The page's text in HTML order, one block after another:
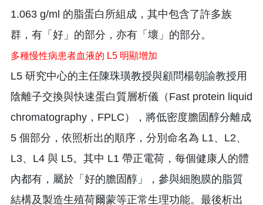
1.063 g/ml 的脂蛋白所組成，其中包含了許多族
群，有「好」的部分，亦有「壞」的部分。
多種慢性病患者血液的 L5 明顯增加
L5 研究中心的主任陳珠璜教授與顧問楊朝諭教授用
陰離子交換與快速蛋白質層析儀（Fast protein liquid
chromatography，FPLC），將低密度膽固醇分離成
5 個部分，依照析出的順序，分別命名為 L1、L2、
L3、L4 與 L5。其中 L1 帶正電荷，每個健康人的體
內都有，屬於「好的膽固醇」，參與細胞膜的脂質
結構及製造生殖荷爾蒙等正常生理功能。最後析出